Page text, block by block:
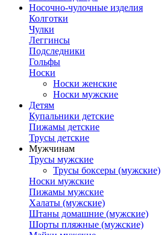
Носочно-чулочные изделия
Колготки
Чулки
Леггинсы
Подследники
Гольфы
Носки
Носки женские
Носки мужские
Детям
Купальники детские
Пижамы детские
Трусы детские
Мужчинам
Трусы мужские
Трусы боксеры (мужские)
Носки мужские
Пижамы мужские
Халаты (мужские)
Штаны домашние (мужские)
Шорты пляжные (мужские)